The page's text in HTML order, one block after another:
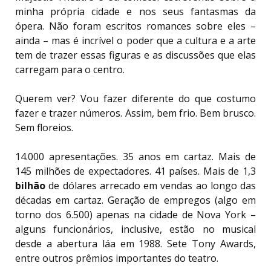
minha própria cidade e nos seus fantasmas da
ópera. Não foram escritos romances sobre eles –
ainda – mas é incrível o poder que a cultura e a arte
tem de trazer essas figuras e as discussões que elas
carregam para o centro.
Querem ver? Vou fazer diferente do que costumo
fazer e trazer números. Assim, bem frio. Bem brusco.
Sem floreios.
14.000 apresentações. 35 anos em cartaz. Mais de
145 milhões de expectadores. 41 países. Mais de 1,3
bilhão de dólares arrecado em vendas ao longo das
décadas em cartaz. Geração de empregos (algo em
torno dos 6.500) apenas na cidade de Nova York –
alguns funcionários, inclusive, estão no musical
desde a abertura láa em 1988. Sete Tony Awards,
entre outros prêmios importantes do teatro.